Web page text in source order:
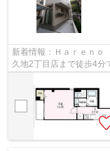
新着情報：Ｈａｒｅｎｏ
久地2丁目店まで徒歩4分